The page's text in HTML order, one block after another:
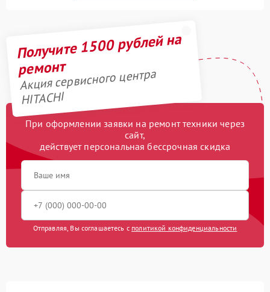
Получите 1500 рублей на
ремонт
Акция сервисного центра
HITACHI
При оформлении заявки на ремонт техники через
сайт,
действует персональная бессрочная скидка
Отправляя, Вы соглашаетесь с политикой конфиденциальности